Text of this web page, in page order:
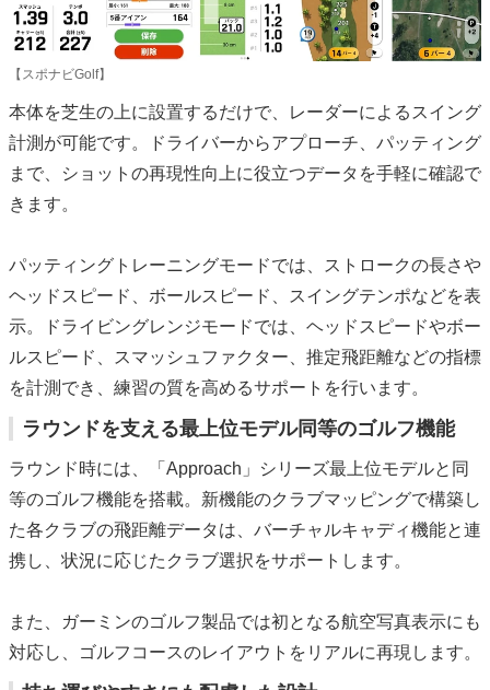
【スポナビGolf】
本体を芝生の上に設置するだけで、レーダーによるスイング
計測が可能です。ドライバーからアプローチ、パッティング
まで、ショットの再現性向上に役立つデータを手軽に確認で
きます。
パッティングトレーニングモードでは、ストロークの長さや
ヘッドスピード、ボールスピード、スイングテンポなどを表
示。ドライビングレンジモードでは、ヘッドスピードやボー
ルスピード、スマッシュファクター、推定飛距離などの指標
を計測でき、練習の質を高めるサポートを行います。
ラウンドを支える最上位モデル同等のゴルフ機能
ラウンド時には、「Approach」シリーズ最上位モデルと同
等のゴルフ機能を搭載。新機能のクラブマッピングで構築し
た各クラブの飛距離データは、バーチャルキャディ機能と連
携し、状況に応じたクラブ選択をサポートします。
また、ガーミンのゴルフ製品では初となる航空写真表示にも
対応し、ゴルフコースのレイアウトをリアルに再現します。